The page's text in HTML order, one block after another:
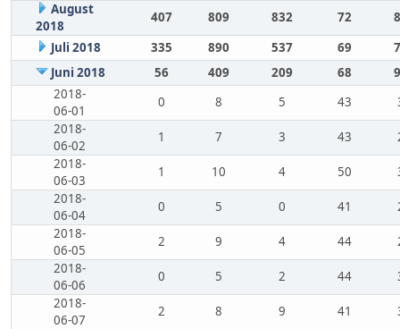
August
2018
407 809 832 72
Juli 2018
335 890 537 69
Juni 2018
56 409 209 68
2018-
06-01
0 8 5 43
2018-
06-02
1 7 3 43
2018-
06-03
1 10 4 50
2018-
06-04
0 5 0 41
2018-
06-05
2 9 4 44
2018-
06-06
0 5 2 44
2018-
06-07
2 8 9 41